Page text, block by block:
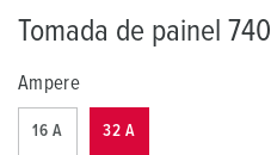
Tomada de painel 740
Ampere
16 A 32 A